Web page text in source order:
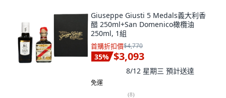
Giuseppe Giusti 5 Medals義大利香
醋 250ml+San Domenico橄欖油
250ml, 1組
首購折扣價$4,770
35% $3,093
8/12 星期三 預計送達
免運
(8)